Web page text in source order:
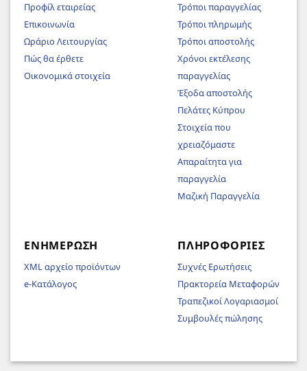
Προφίλ εταιρείας
Επικοινωνία
Ωράριο Λειτουργίας
Πώς θα έρθετε
Οικονομικά στοιχεία
Τρόποι παραγγελίας
Τρόποι πληρωμής
Τρόποι αποστολής
Χρόνοι εκτέλεσης
παραγγελίας
Έξοδα αποστολής
Πελάτες Κύπρου
Στοιχεία που
χρειαζόμαστε
Απαραίτητα για
παραγγελία
Μαζική Παραγγελία
ΕΝΗΜΈΡΩΣΗ
XML αρχείο προϊόντων
e-Κατάλογος
ΠΛΗΡΟΦΟΡΊΕΣ
Συχνές Ερωτήσεις
Πρακτορεία Μεταφορών
Τραπεζικοί Λογαριασμοί
Συμβουλές πώλησης